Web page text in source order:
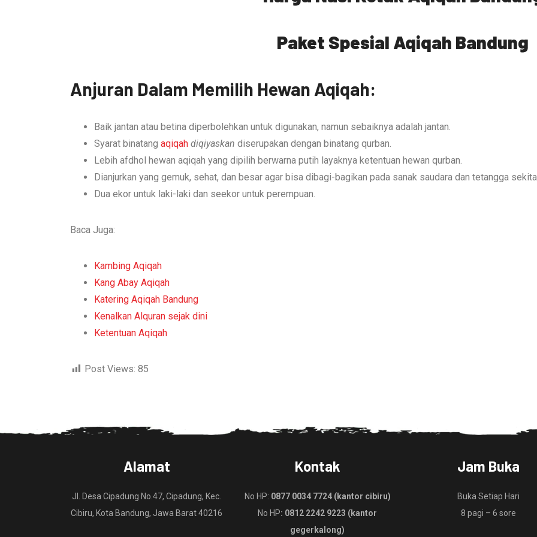
Paket Spesial Aqiqah Bandung
Anjuran Dalam Memilih Hewan Aqiqah:
Baik jantan atau betina diperbolehkan untuk digunakan, namun sebaiknya adalah jantan.
Syarat binatang aqiqah diqiyaskan diserupakan dengan binatang qurban.
Lebih afdhol hewan aqiqah yang dipilih berwarna putih layaknya ketentuan hewan qurban.
Dianjurkan yang gemuk, sehat, dan besar agar bisa dibagi-bagikan pada sanak saudara dan tetangga
Dua ekor untuk laki-laki dan seekor untuk perempuan.
Baca Juga:
Kambing Aqiqah
Kang Abay Aqiqah
Katering Aqiqah Bandung
Kenalkan Alquran sejak dini
Ketentuan Aqiqah
Post Views: 85
Alamat
Jl. Desa Cipadung No.47, Cipadung, Kec.
Cibiru, Kota Bandung, Jawa Barat 40216
Kontak
No HP: 0877 0034 7724 (kantor cibiru)
No HP: 0812 2242 9223 (kantor
gegerkalong)
Jam Buka
Buka Setiap Hari
8 pagi – 6 sore